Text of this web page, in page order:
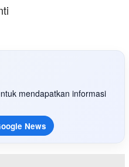
mendapatkan informasi
News